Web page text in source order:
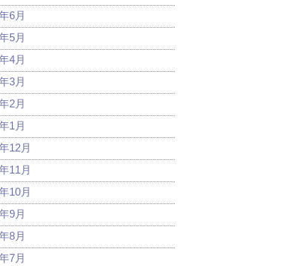
6月
5月
4月
3月
2月
1月
12月
11月
10月
9月
8月
7月